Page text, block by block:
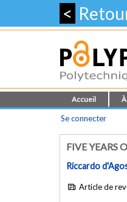
<
Accueil
Se connecter
FIVE YEARS
Riccardo
Article de